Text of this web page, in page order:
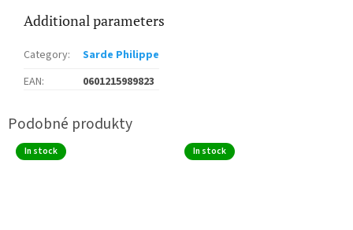
Additional parameters
Category:
Sarde Philippe
EAN: 0601215989823
In stock In stock